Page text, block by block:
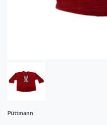
Püttmann